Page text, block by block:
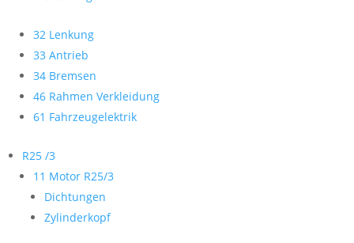
32 Lenkung
33 Antrieb
34 Bremsen
46 Rahmen Verkleidung
61 Fahrzeugelektrik
R25 /3
11 Motor R25/3
Dichtungen
Zylinderkopf